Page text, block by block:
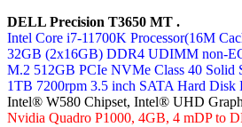
DELL Precision T3650 MT .
Intel Core i7-11700K Processor(16M
32GB (2x16GB) DDR4 UDIMM non-
M.2 512GB PCIe NVMe Class 40 Solid
1TB 7200rpm 3.5 inch SATA Hard Disk
Intel® W580 Chipset, Intel® UHD
Nvidia Quadro P1000, 4GB, 4 mDP to